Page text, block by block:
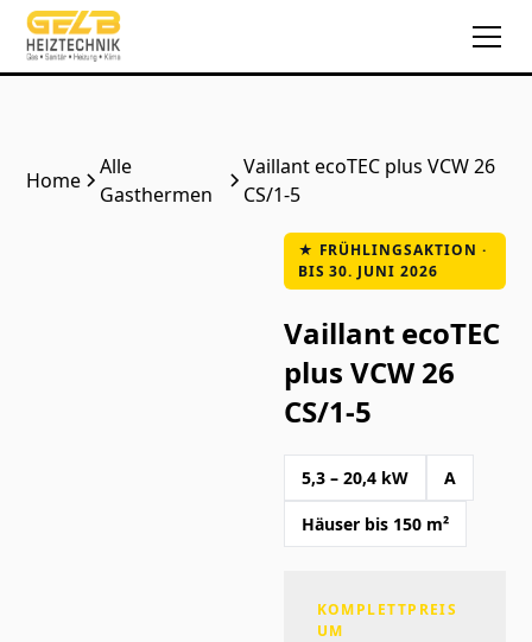
Home
Alle
Gasthermen
Vaillant ecoTEC plus VCW 26
CS/1-5
★ FRÜHLINGSAKTION ·
BIS 30. JUNI 2026
Vaillant ecoTEC
plus VCW 26
CS/1-5
5,3 – 20,4 kW A
Häuser bis 150 m²
KOMPLETTPREIS
UM